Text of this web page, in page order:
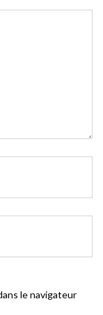
le navigateur